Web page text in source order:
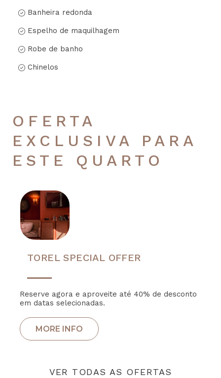
Banheira redonda
Espelho de maquilhagem
Robe de banho
Chinelos
OFERTA
EXCLUSIVA PARA
ESTE QUARTO
TOREL SPECIAL OFFER
Reserve agora e aproveite até 40% de desconto
em datas selecionadas.
VER TODAS AS OFERTAS